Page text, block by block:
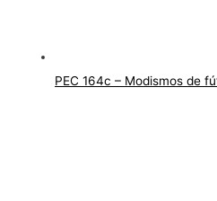
PEC 164c – Modismos de